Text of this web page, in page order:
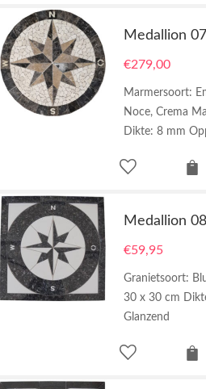
Medallion
€279,00
Marmersoort:
Noce, Crema
Dikte: 8 mm
Medallion
€59,95
Granietsoort:
30 x 30 cm
Glanzend